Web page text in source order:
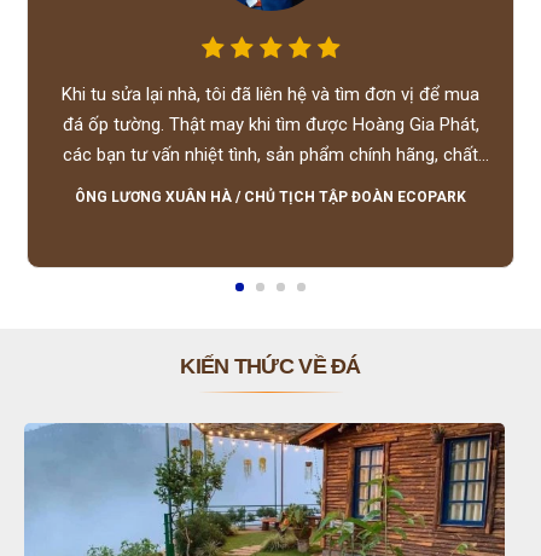
Khi tu sửa lại nhà, tôi đã liên hệ và tìm đơn vị để mua
đá ốp tường. Thật may khi tìm được Hoàng Gia Phát,
các bạn tư vấn nhiệt tình, sản phẩm chính hãng, chất
lượng tốt, giá hợp lý, hỗ trợ tận tình.
ÔNG LƯƠNG XUÂN HÀ / CHỦ TỊCH TẬP ĐOÀN ECOPARK
KIẾN THỨC VỀ ĐÁ